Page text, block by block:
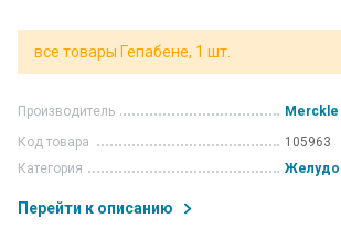
все товары Гепабене, 1 шт.
Производитель
Код товара
105963
Категория
Перейти к описанию